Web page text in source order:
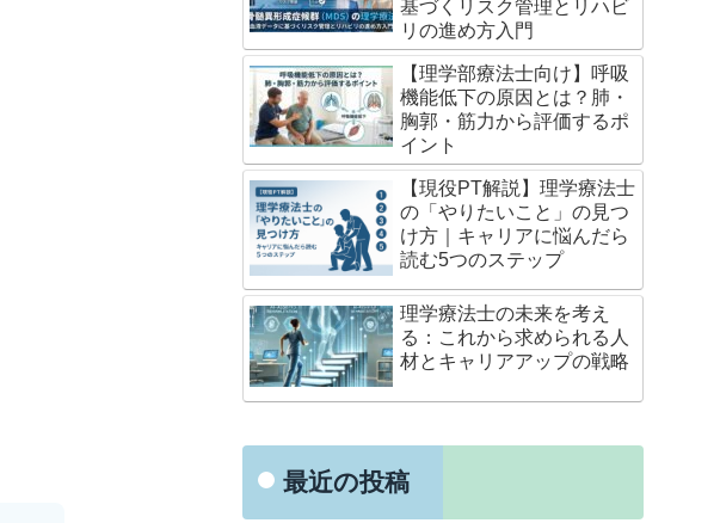
基づくリスク管理とリハビ
リの進め方入門
【理学部療法士向け】呼吸
機能低下の原因とは？肺・
胸郭・筋力から評価するポ
イント
【現役PT解説】理学療法士
の「やりたいこと」の見つ
け方｜キャリアに悩んだら
読む5つのステップ
理学療法士の未来を考え
る：これから求められる人
材とキャリアアップの戦略
最近の投稿